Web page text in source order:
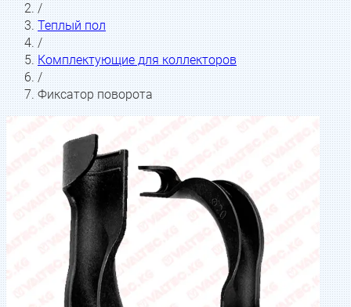
/
Теплый пол
/
Комплектующие для коллекторов
/
Фиксатор поворота